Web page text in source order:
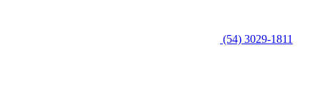
(54) 3029-1811